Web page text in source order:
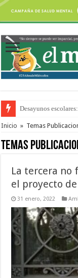
“La Feria en tu
Inicio » Temas
Temas
La tercera no
el proyecto
31 enero, 2022